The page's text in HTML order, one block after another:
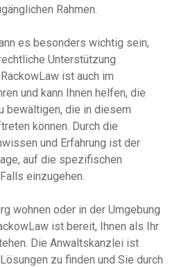
Rahmen.
es besonders wichtig sein,
Unterstützung
ist auch im
und kann Ihnen helfen, die
bewältigen, die in diesem
können. Durch die
und Erfahrung ist der
auf die spezifischen
einzugehen.
wohnen oder in der Umgebung
ist bereit, Ihnen als Ihr
Die Anwaltskanzlei ist
zu finden und Sie durch